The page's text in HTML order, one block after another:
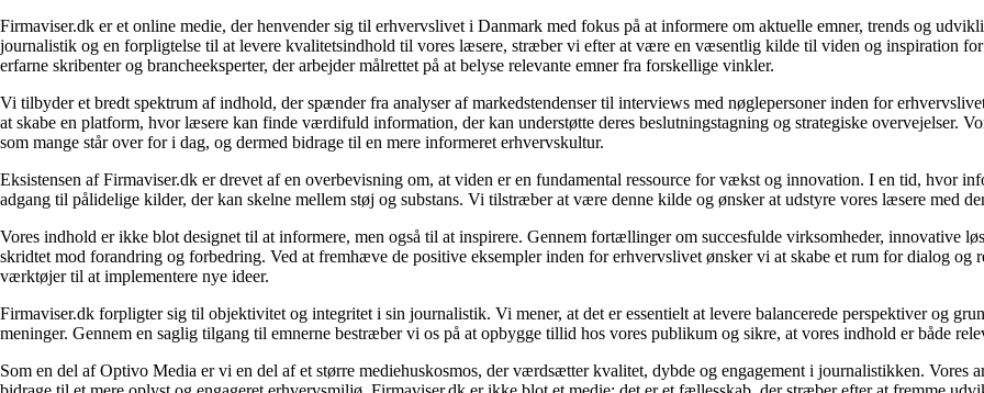
Firmaviser.dk er et online medie, der henvender sig til erhvervslivet i Danmark med fokus på at informere om aktuelle emner, trends og
journalistik og en forpligtelse til at levere kvalitetsindhold til vores læsere, stræber vi efter at være en væsentlig kilde til viden og inspiration for
erfarne skribenter og brancheeksperter, der arbejder målrettet på at belyse relevante emner fra forskellige vinkler.
Vi tilbyder et bredt spektrum af indhold, der spænder fra analyser af markedstendenser til interviews med nøglepersoner inden for
at skabe en platform, hvor læsere kan finde værdifuld information, der kan understøtte deres beslutningstagning og strategiske overvejelser.
som mange står over for i dag, og dermed bidrage til en mere informeret erhvervskultur.
Eksistensen af Firmaviser.dk er drevet af en overbevisning om, at viden er en fundamental ressource for vækst og innovation. I en tid, hvor
adgang til pålidelige kilder, der kan skelne mellem støj og substans. Vi tilstræber at være denne kilde og ønsker at udstyre vores læsere med
Vores indhold er ikke blot designet til at informere, men også til at inspirere. Gennem fortællinger om succesfulde virksomheder, innovative
skridtet mod forandring og forbedring. Ved at fremhæve de positive eksempler inden for erhvervslivet ønsker vi at skabe et rum for dialog
værktøjer til at implementere nye ideer.
Firmaviser.dk forpligter sig til objektivitet og integritet i sin journalistik. Vi mener, at det er essentielt at levere balancerede perspektiver og
meninger. Gennem en saglig tilgang til emnerne bestræber vi os på at opbygge tillid hos vores publikum og sikre, at vores indhold er både
Som en del af Optivo Media er vi en del af et større mediehuskosmos, der værdsætter kvalitet, dybde og engagement i journalistikken.